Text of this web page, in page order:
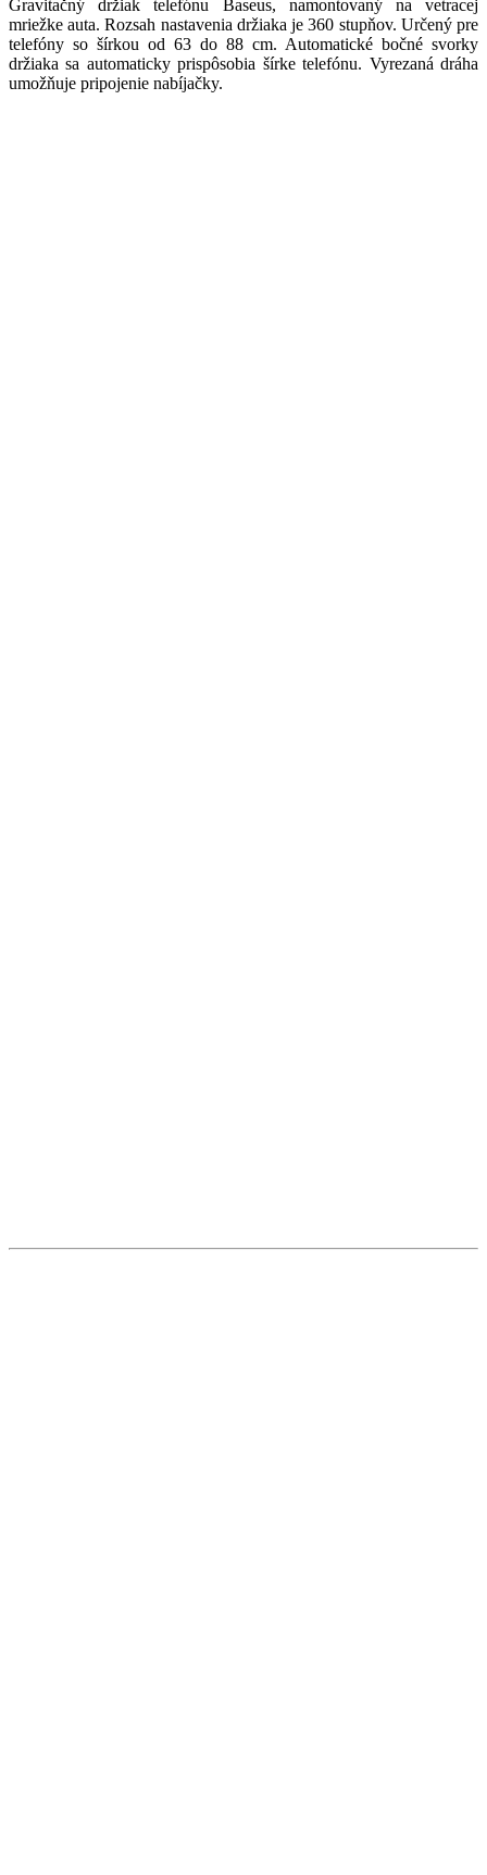
Gravitačný držiak telefónu Baseus, namontovaný na vetracej
mriežke auta. Rozsah nastavenia držiaka je 360 stupňov. Určený pre
telefóny so šírkou od 63 do 88 cm. Automatické bočné svorky
držiaka sa automaticky prispôsobia šírke telefónu. Vyrezaná dráha
umožňuje pripojenie nabíjačky.